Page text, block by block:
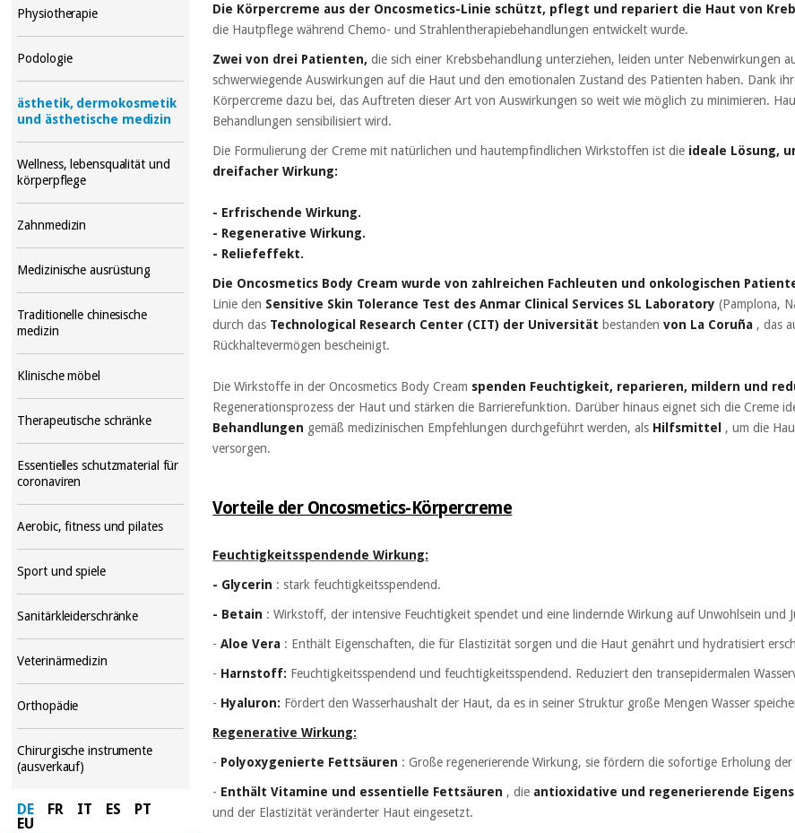
Physiotherapie
Podologie
ästhetik, dermokosmetik
und ästhetische medizin
Wellness, lebensqualität und
körperpflege
Zahnmedizin
Medizinische ausrüstung
Traditionelle chinesische
medizin
Klinische möbel
Therapeutische schränke
Essentielles schutzmaterial für
coronaviren
Aerobic, fitness und pilates
Sport und spiele
Sanitärkleiderschränke
Veterinärmedizin
Orthopädie
Chirurgische instrumente
(ausverkauf)
DE FR IT ES
PT
EU
Die Körpercreme aus der Oncosmetics-Linie schützt, pflegt und repariert die Haut von
die Hautpflege während Chemo- und Strahlentherapiebehandlungen entwickelt wurde.
Zwei von drei Patienten, die sich einer Krebsbehandlung unterziehen, leiden unter Nebenwirkungen
schwerwiegende Auswirkungen auf die Haut und den emotionalen Zustand des Patienten haben. Dank
Körpercreme dazu bei, das Auftreten dieser Art von Auswirkungen so weit wie möglich zu minimieren.
Behandlungen sensibilisiert wird.
Die Formulierung der Creme mit natürlichen und hautempfindlichen Wirkstoffen ist die ideale Lösung,
dreifacher Wirkung:
- Erfrischende Wirkung.
- Regenerative Wirkung.
- Reliefeffekt.
Die Oncosmetics Body Cream wurde von zahlreichen Fachleuten und onkologischen
Linie den Sensitive Skin Tolerance Test des Anmar Clinical Services SL Laboratory (Pamplona,
durch das Technological Research Center (CIT) der Universität bestandenvon La Coruña , das
Rückhaltevermögen bescheinigt.
Die Wirkstoffe in der Oncosmetics Body Cream spenden Feuchtigkeit, reparieren, mildern und
Regenerationsprozess der Haut und stärken die Barrierefunktion. Darüber hinaus eignet sich die Creme
Behandlungen gemäß medizinischen Empfehlungen durchgeführt werden, als Hilfsmittel
, um die
versorgen.
Vorteile der Oncosmetics-Körpercreme
Feuchtigkeitsspendende Wirkung:
- Glycerin : stark feuchtigkeitsspendend.
- Betain : Wirkstoff, der intensive Feuchtigkeit spendet und eine lindernde Wirkung auf Unwohlsein und
-Aloe Vera : Enthält Eigenschaften, die für Elastizität sorgen und die Haut genährt und hydratisiert
- Harnstoff: Feuchtigkeitsspendend und feuchtigkeitsspendend. Reduziert den transepidermalen
- Hyaluron: Fördert den Wasserhaushalt der Haut, da es in seiner Struktur große Mengen Wasser
Regenerative Wirkung:
- Polyoxygenierte Fettsäuren : Große regenerierende Wirkung, sie fördern die sofortige Erholung
- Enthält Vitamine und essentielle Fettsäuren , die antioxidative und regenerierende
und der Elastizität veränderter Haut eingesetzt.